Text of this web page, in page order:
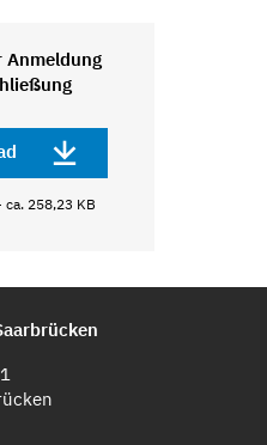
Anmeldung
258,23 KB